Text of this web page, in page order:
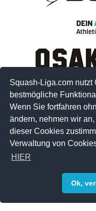
Squash-Liga.com nutzt
bestmögliche
Wenn Sie fortfahren
ändern, nehmen wir
dieser Cookies
Verwaltung von
HIER
Ok,
© 2008-2026 by
Impressum